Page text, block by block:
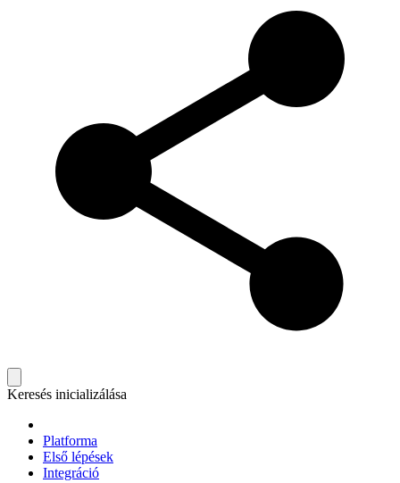
Keresés inicializálása
Platforma
Első lépések
Integráció